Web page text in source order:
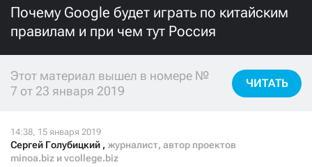
Почему Google будет играть по китайским
правилам и при чем тут Россия
Этот материал вышел в номере №
7 от 23 января 2019
ЧИТАТЬ
Сергей Голубицкий , журналист, автор проектов
minoa.biz и vcollege.biz
3000 1000
500
Нажимая кнопку «Стать соучастником»,
я принимаю условия и подтверждаю свое гражданство РФ